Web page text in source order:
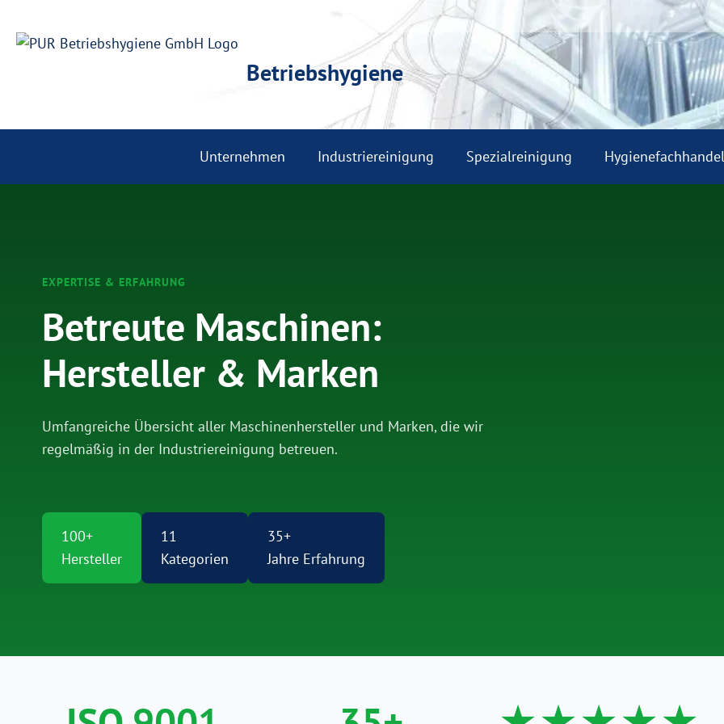
Betriebshygiene
Unternehmen Industriereinigung Spezialreinigung Hygienefachhandel
EXPERTISE & ERFAHRUNG
Betreute Maschinen:
Hersteller & Marken
Umfangreiche Übersicht aller Maschinenhersteller und Marken, die wir
regelmäßig in der Industriereinigung betreuen.
100+
Hersteller
11
Kategorien
35+
Jahre Erfahrung